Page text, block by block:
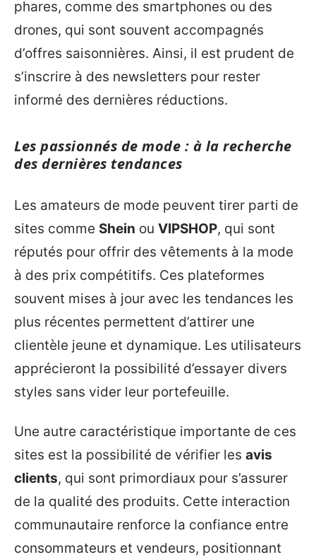
phares, comme des smartphones ou des
drones, qui sont souvent accompagnés
d’offres saisonnières. Ainsi, il est prudent de
s’inscrire à des newsletters pour rester
informé des dernières réductions.
Les passionnés de mode : à la recherche
des dernières tendances
Les amateurs de mode peuvent tirer parti de
sites comme Shein ou VIPSHOP, qui sont
réputés pour offrir des vêtements à la mode
à des prix compétitifs. Ces plateformes
souvent mises à jour avec les tendances les
plus récentes permettent d’attirer une
clientèle jeune et dynamique. Les utilisateurs
apprécieront la possibilité d’essayer divers
styles sans vider leur portefeuille.
Une autre caractéristique importante de ces
sites est la possibilité de vérifier les avis
clients, qui sont primordiaux pour s’assurer
de la qualité des produits. Cette interaction
communautaire renforce la confiance entre
consommateurs et vendeurs, positionnant